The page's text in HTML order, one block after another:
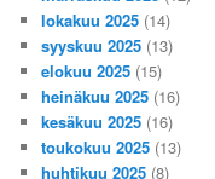
lokakuu 2025 (14)
syyskuu 2025 (13)
elokuu 2025 (15)
heinäkuu 2025 (16)
kesäkuu 2025 (16)
toukokuu 2025 (13)
huhtikuu 2025 (8)